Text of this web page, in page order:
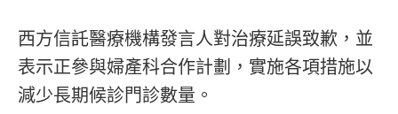
西方信託醫療機構發言人對治療延誤致歉，並
表示正參與婦產科合作計劃，實施各項措施以
減少長期候診門診數量。